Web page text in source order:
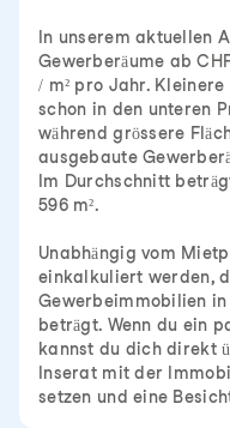
In unserem aktuellen
Gewerberäume ab
/ m² pro Jahr. Kleinere
schon in den unteren
während grössere
ausgebaute
Im Durchschnitt
596 m².
Unabhängig vom
einkalkuliert werden,
Gewerbeimmobilien
beträgt. Wenn du ein
kannst du dich direkt
Inserat mit der
setzen und eine